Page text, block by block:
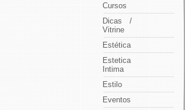
Cursos
Dicas /
Vitrine
Estética
Estetica
Intima
Estilo
Eventos